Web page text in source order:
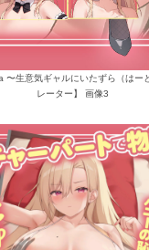
〜生意気ギャルにいたずら（はー
レーター】 画像3